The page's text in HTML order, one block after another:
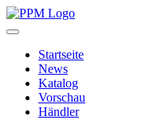
Startseite
News
Katalog
Vorschau
Händler